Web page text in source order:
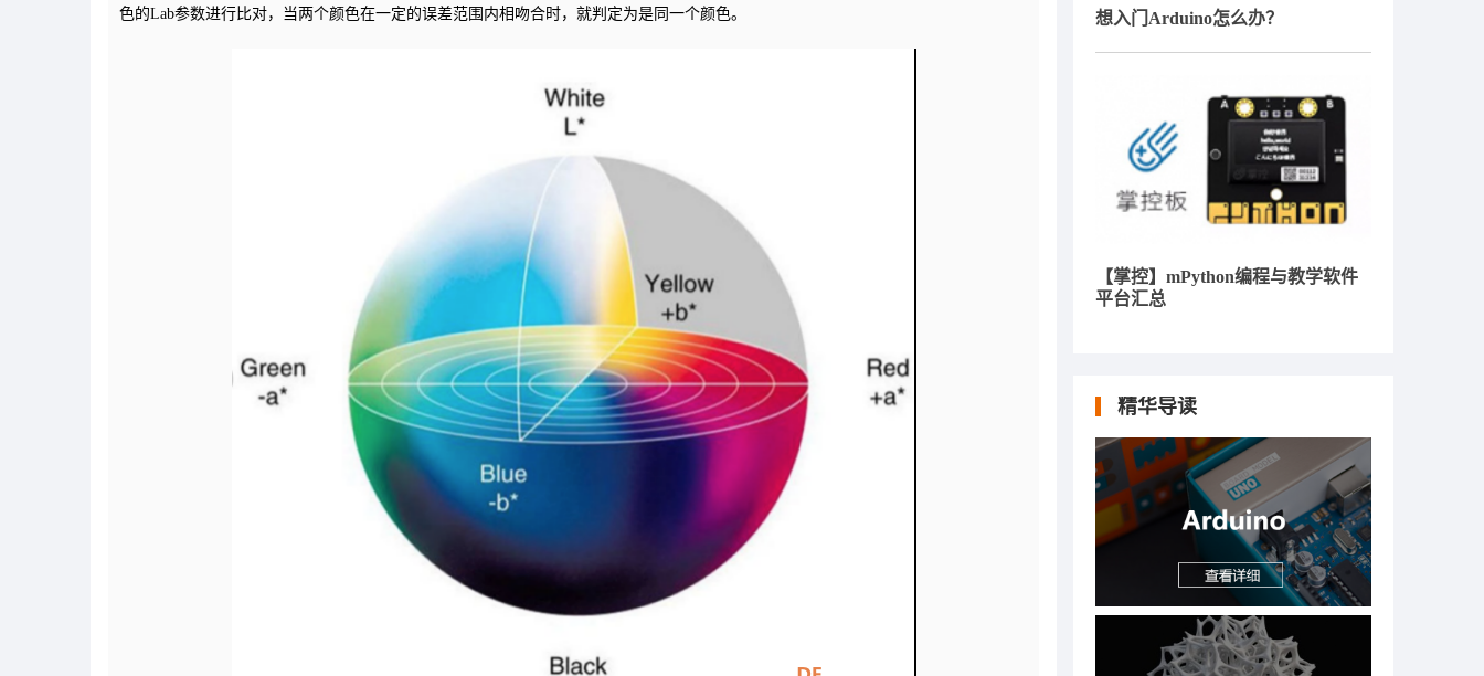
色的Lab参数进行比对，当两个颜色在一定的误差范围内相吻合时，就判定为是同一个颜色。
想入门Arduino怎么办？
【掌控】mPython编程与教学软件
平台汇总
精华导读